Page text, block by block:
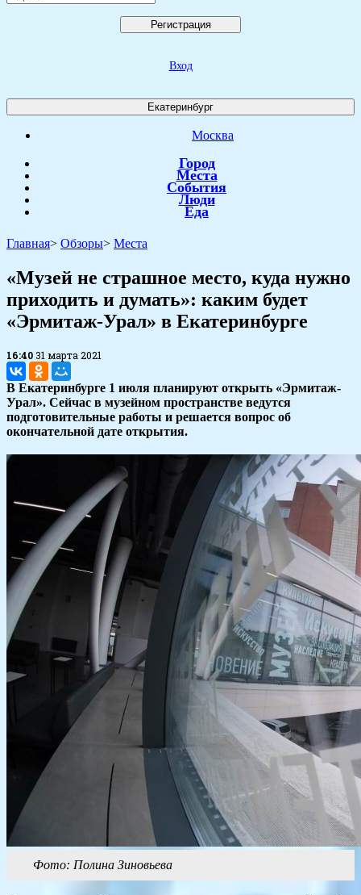
Регистрация
Вход
Екатеринбург
Москва
Город
Места
События
Люди
Еда
Главная> Обзоры> Места
​«Музей не страшное место, куда нужно
приходить и думать»: каким будет
«Эрмитаж-Урал» в Екатеринбурге
16:40 31 марта 2021
В Екатеринбурге 1 июля планируют открыть «Эрмитаж-
Урал». Сейчас в музейном пространстве ведутся
подготовительные работы и решается вопрос об
окончательной дате открытия.
Фото: Полина Зиновьева